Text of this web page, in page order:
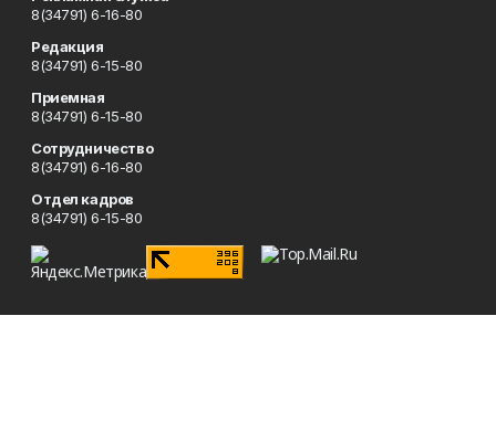
8(34791) 6-16-80
Редакция
8(34791) 6-15-80
Приемная
8(34791) 6-15-80
Сотрудничество
8(34791) 6-16-80
Отдел кадров
8(34791) 6-15-80